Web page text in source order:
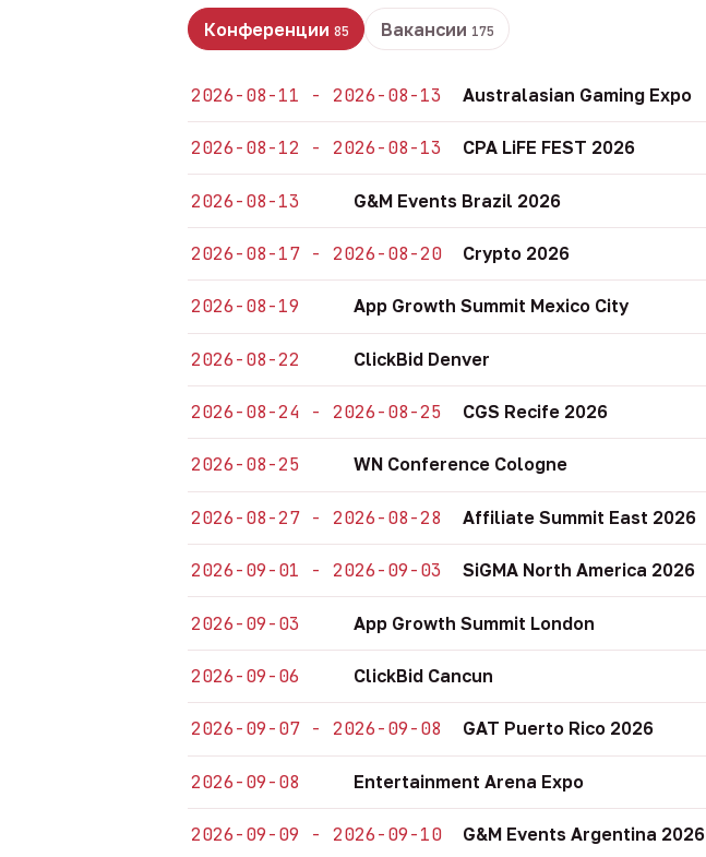
Конференции 85 Вакансии 175
2026-08-11 - 2026-08-13 Australasian Gaming Expo
2026-08-12 - 2026-08-13 CPA LiFE FEST 2026
2026-08-13 G&M Events Brazil 2026
2026-08-17 - 2026-08-20 Crypto 2026
2026-08-19 App Growth Summit Mexico City
2026-08-22 ClickBid Denver
2026-08-24 - 2026-08-25 CGS Recife 2026
2026-08-25 WN Conference Cologne
2026-08-27 - 2026-08-28 Affiliate Summit East 2026
2026-09-01 - 2026-09-03 SiGMA North America 2026
2026-09-03 App Growth Summit London
2026-09-06 ClickBid Cancun
2026-09-07 - 2026-09-08 GAT Puerto Rico 2026
2026-09-08 Entertainment Arena Expo
2026-09-09 - 2026-09-10 G&M Events Argentina 2026